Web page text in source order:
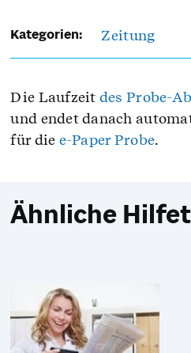
Die Laufzeit des Probe-
und endet danach
für die e-Paper Probe.
Kategorien: Zeitung
Ähnliche